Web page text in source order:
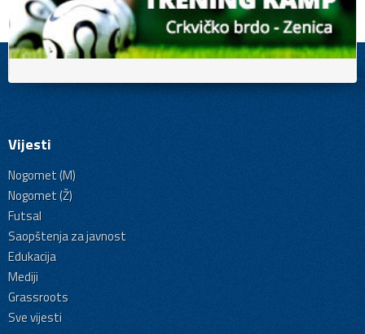
Vijesti
Nogomet (M)
Nogomet (Ž)
Futsal
Saopštenja za javnost
Edukacija
Mediji
Grassroots
Sve vijesti